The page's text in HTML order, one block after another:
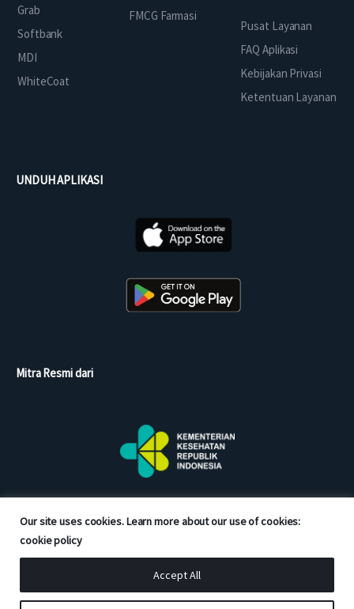
Our site uses cookies. Learn more about our use of cookies:
cookie policy
Accept All
Grab
Softbank
MDI
WhiteCoat
FMCG Farmasi
Pusat Layanan
FAQ Aplikasi
Kebijakan Privasi
Ketentuan Layanan
UNDUH APLIKASI
Mitra Resmi dari
Copyright © 2026 Good Doctor. All rights reserved.